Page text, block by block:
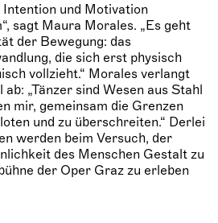
und Motivation
sagt Maura Morales. „Es geht
der Bewegung: das
die sich erst physisch
vollzieht.“ Morales verlangt
„Tänzer sind Wesen aus Stahl
mir, gemeinsam die Grenzen
und zu überschreiten.“ Derlei
werden beim Versuch, der
des Menschen Gestalt zu
der Oper Graz zu erleben